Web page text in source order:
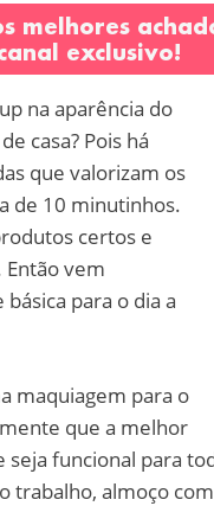
melhores
exclusivo!
na aparência do
casa? Pois há
que valorizam os
de 10 minutinhos.
certos e
vem
para o dia a
maquiagem para o
que a melhor
seja funcional para
trabalho, almoço